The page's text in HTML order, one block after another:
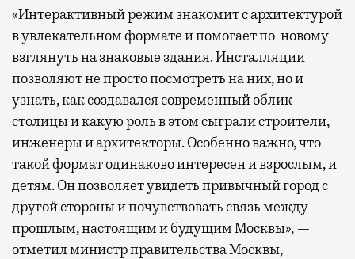
«Интерактивный режим знакомит с архитектурой
в увлекательном формате и помогает по-новому
взглянуть на знаковые здания. Инсталляции
позволяют не просто посмотреть на них, но и
узнать, как создавался современный облик
столицы и какую роль в этом сыграли строители,
инженеры и архитекторы. Особенно важно, что
такой формат одинаково интересен и взрослым, и
детям. Он позволяет увидеть привычный город с
другой стороны и почувствовать связь между
прошлым, настоящим и будущим Москвы», —
отметил министр правительства Москвы,